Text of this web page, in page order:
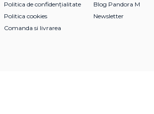
Politica de confidențialitate
Politica cookies
Comanda si livrarea
Blog Pandora M
Newsletter